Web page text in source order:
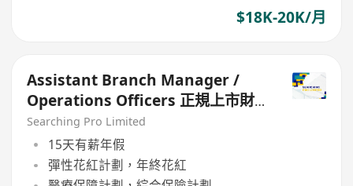
$18K-20K/月
Assistant Branch Manager /
Operations Officers 正規上市財
務公司
Searching Pro Limited
15天有薪年假
彈性花紅計劃，年終花紅